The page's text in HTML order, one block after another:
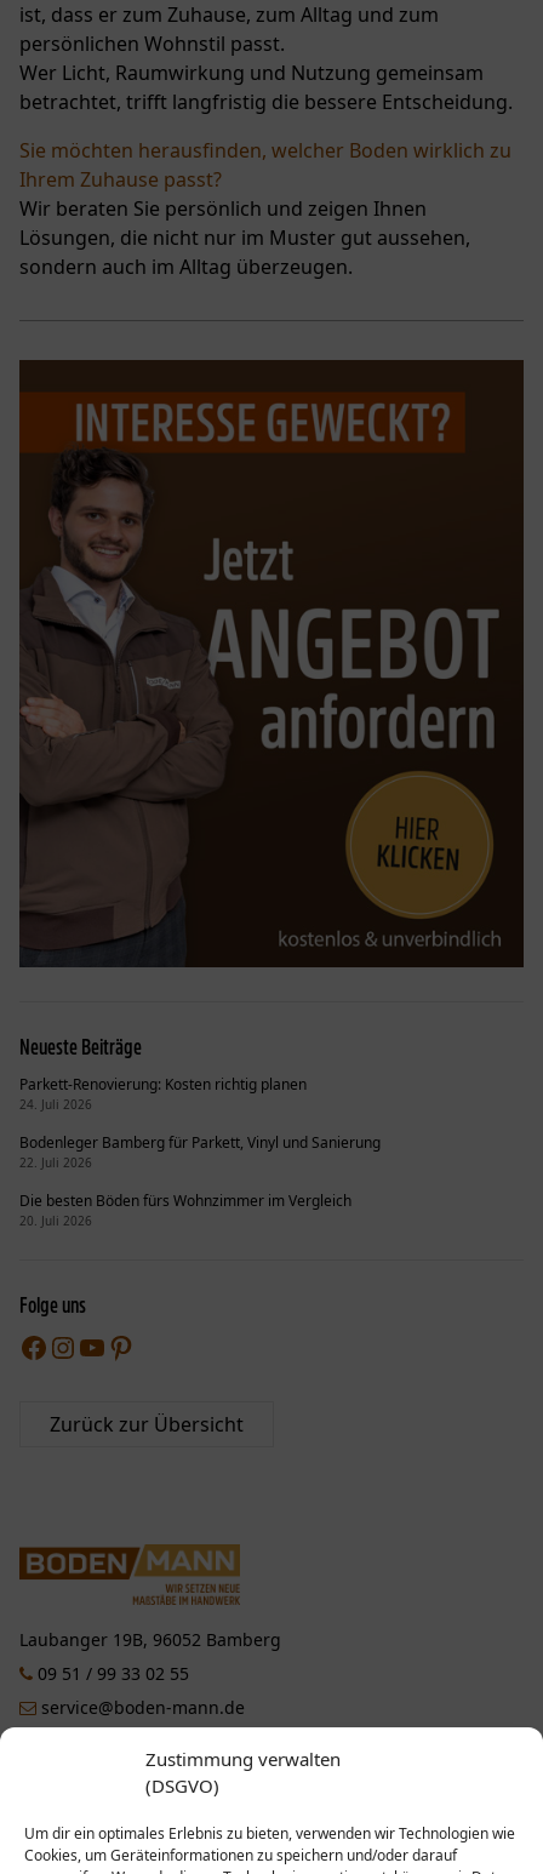
Zustimmung verwalten
(DSGVO)
Um dir ein optimales Erlebnis zu bieten, verwenden wir Technologien wie
Cookies, um Geräteinformationen zu speichern und/oder darauf
ist, dass er zum Zuhause, zum Alltag und zum
persönlichen Wohnstil passt.
Wer Licht, Raumwirkung und Nutzung gemeinsam
betrachtet, trifft langfristig die bessere Entscheidung.
Sie möchten herausfinden, welcher Boden wirklich zu
Ihrem Zuhause passt?
Wir beraten Sie persönlich und zeigen Ihnen
Lösungen, die nicht nur im Muster gut aussehen,
sondern auch im Alltag überzeugen.
Neueste Beiträge
Parkett-Renovierung: Kosten richtig planen
24. Juli 2026
Bodenleger Bamberg für Parkett, Vinyl und Sanierung
22. Juli 2026
Die besten Böden fürs Wohnzimmer im Vergleich
20. Juli 2026
Folge uns
Facebook
Instagram
YouTube
Pinterest
Zurück zur Übersicht
Laubanger 19B, 96052 Bamberg
09 51 / 99 33 02 55
service@boden-mann.de
Instagram
YouTube
Pinterest
LEISTUNGEN